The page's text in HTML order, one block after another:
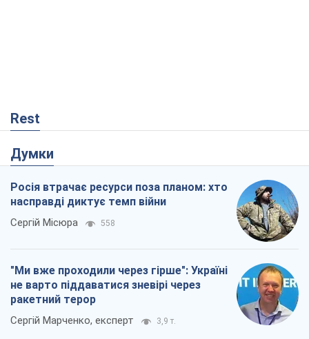
Rest
Думки
Росія втрачає ресурси поза планом: хто
насправді диктує темп війни
Сергій Місюра 558
"Ми вже проходили через гірше": Україні
не варто піддаватися зневірі через
ракетний терор
Сергій Марченко, експерт 3,9 т.